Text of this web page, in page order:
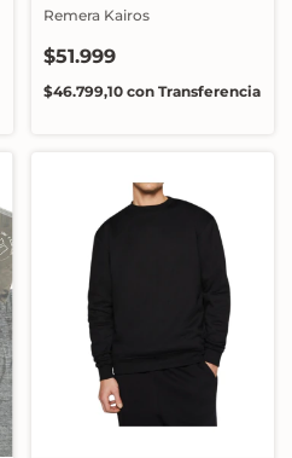
Remera Kairos
$51.999
$46.799,10 con Transferencia